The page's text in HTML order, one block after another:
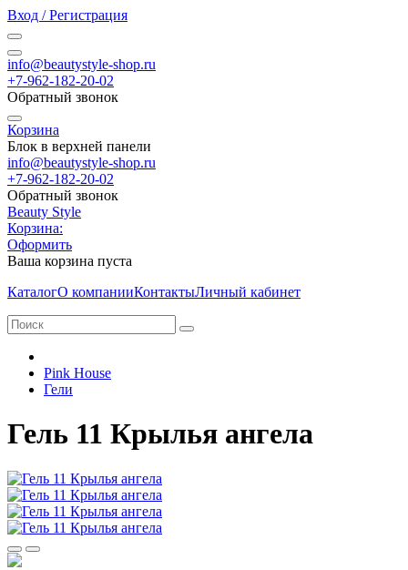
Вход / Регистрация
info@beautystyle-shop.ru
+7-962-182-20-02
Обратный звонок
Корзина
Блок в верхней панели
info@beautystyle-shop.ru
+7-962-182-20-02
Обратный звонок
Beauty Style
Корзина:
Оформить
Ваша корзина пуста
КаталогО компанииКонтактыЛичный кабинет
Pink House
Гели
Гель 11 Крылья ангела